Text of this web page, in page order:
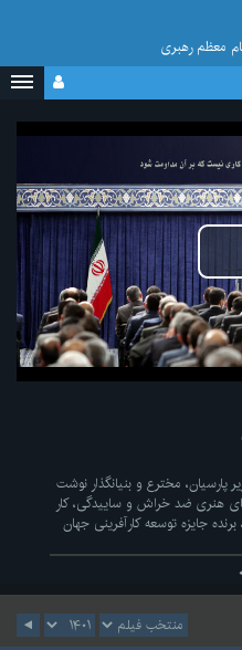
معظم رهبری
مخترع و بنیانگذار نوشت
هنری ضد خراش و ساییدگی، کار
جایزه توسعه کارآفرینی جهان